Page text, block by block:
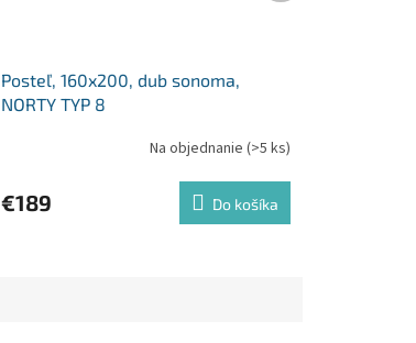
Posteľ, 160x200, dub sonoma,
NORTY TYP 8
Na objednanie (>5 ks)
€189 Do košíka